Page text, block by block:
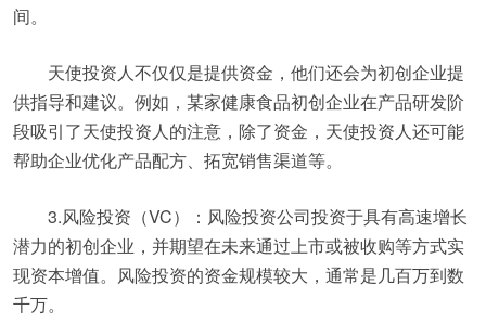
间。
天使投资人不仅仅是提供资金，他们还会为初创企业提
供指导和建议。例如，某家健康食品初创企业在产品研发阶
段吸引了天使投资人的注意，除了资金，天使投资人还可能
帮助企业优化产品配方、拓宽销售渠道等。
3.风险投资（VC）：风险投资公司投资于具有高速增长
潜力的初创企业，并期望在未来通过上市或被收购等方式实
现资本增值。风险投资的资金规模较大，通常是几百万到数
千万。